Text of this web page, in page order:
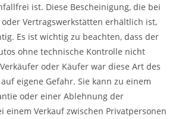
ist. Diese Bescheinigung, die bei
Vertragswerkstätten erhältlich ist,
Es ist wichtig zu beachten, dass der
ohne technische Kontrolle nicht
oder Käufer war diese Art des
eigene Gefahr. Sie kann zu einem
oder einer Ablehnung der
einem Verkauf zwischen Privatpersonen